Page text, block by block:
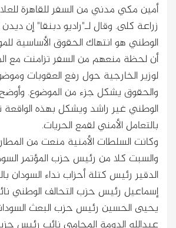
أمين مكي مدني من السفر للقاهرة
زراعة كلى. وقال لـ"راديو دبنقا" إن
الوطني هو انتهاك الحقوق الأساسية
أن لحظة منعهم من السفر تزامنت مع
لوزير الخارجية حول رفع العقوبات
والحقوق يشكل جزء من الموضوع. وأوضح
الوطني غير راشد ويشكل بهذه الواقعة
بالتعامل الأمني لقمع الحريات.
وكانت السلطات الأمنية منعت من
والسبت كلا من رئيس حزب المؤتمر
الدقير رئيس كتلة أحزاب نداء السودان
إسماعيل رئيس حزب التحالف الوطني
يحيى الحسين رئيس حزب البعث